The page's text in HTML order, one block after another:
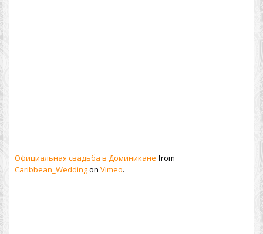
Официальная свадьба в Доминикане from
Caribbean_Weddingon Vimeo.